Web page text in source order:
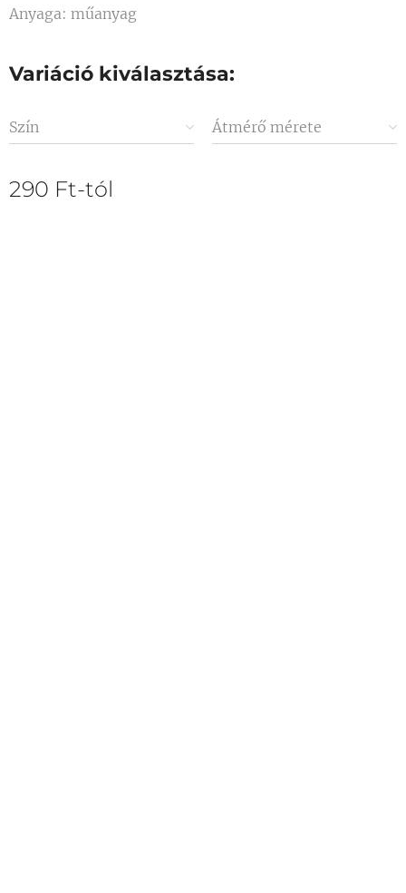
Anyaga: műanyag
Variáció kiválasztása:
Szín Átmérő mérete
290 Ft-tól